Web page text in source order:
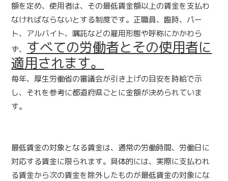
額を定め、使用者は、その最低賃金額以上の賃金を支払わ
なければならないとする制度です。正職員、臨時、パー
ト、アルバイト、嘱託などの雇用形態や呼称にかかわら
ず、 すべての労働者とその使用者に
適用されます。
毎年、厚生労働省の審議会が引き上げの目安を時給で示
し、それを参考に都道府県ごとに金額が決められていま
す。
最低賃金の対象となる賃金は、通常の労働時間、労働日に
対応する賃金に限られます。具体的には、実際に支払われ
る賃金から次の賃金を除外したものが最低賃金の対象にな